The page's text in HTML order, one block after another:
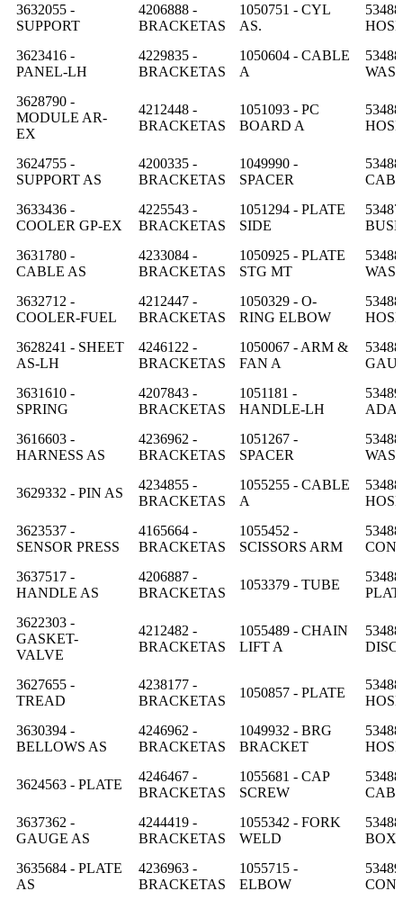
3632055 -
SUPPORT
4206888 -
BRACKETAS
1050751 - CYL
AS.
HOSE
3623416 -
PANEL-LH
4229835 -
BRACKETAS
1050604 - CABLE
A
3628790 -
MODULE AR-
EX
4212448 -
BRACKETAS
1051093 - PC
BOARD A
HOSE
3624755 -
SUPPORT AS
4200335 -
BRACKETAS
1049990 -
SPACER
3633436 -
COOLER GP-EX
4225543 -
BRACKETAS
1051294 - PLATE
SIDE
3631780 -
CABLE AS
4233084 -
BRACKETAS
1050925 - PLATE
STG MT
3632712 -
COOLER-FUEL
4212447 -
BRACKETAS
1050329 - O-
RING ELBOW
HOSE
3628241 - SHEET
AS-LH
4246122 -
BRACKETAS
1050067 - ARM &
FAN A
3631610 -
SPRING
4207843 -
BRACKETAS
1051181 -
HANDLE-LH
3616603 -
HARNESS AS
4236962 -
BRACKETAS
1051267 -
SPACER
3629332 - PIN AS
4234855 -
BRACKETAS
1055255 - CABLE
A
3623537 -
SENSOR PRESS
4165664 -
BRACKETAS
1055452 -
SCISSORS ARM
3637517 -
HANDLE AS
4206887 -
BRACKETAS
1053379 - TUBE
3622303 -
GASKET-
VALVE
4212482 -
BRACKETAS
1055489 - CHAIN
LIFT A
DISC
3627655 -
TREAD
4238177 -
BRACKETAS
1050857 - PLATE
HOSE
3630394 -
BELLOWS AS
4246962 -
BRACKETAS
1049932 - BRG
BRACKET
HOSE
3624563 - PLATE
4246467 -
BRACKETAS
1055681 - CAP
SCREW
3637362 -
GAUGE AS
4244419 -
BRACKETAS
1055342 - FORK
WELD
BOX
3635684 - PLATE
AS
4236963 -
BRACKETAS
1055715 -
ELBOW